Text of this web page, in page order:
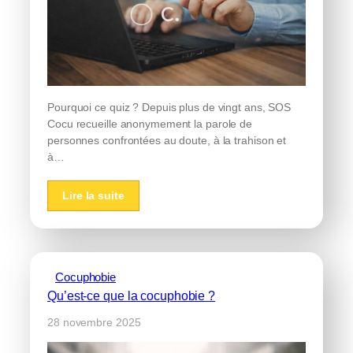
Pourquoi ce quiz ? Depuis plus de vingt ans, SOS
Cocu recueille anonymement la parole de
personnes confrontées au doute, à la trahison et
à…
Lire la suite
Cocuphobie
Qu’est-ce que la cocuphobie ?
28 novembre 2025